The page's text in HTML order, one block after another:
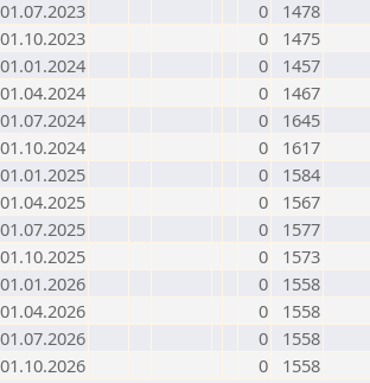
0
1478
0
1475
0
1457
0
1467
0
1645
0
1617
0
1584
0
1567
0
1577
0
1573
0
1558
0
1558
0
1558
0 1558